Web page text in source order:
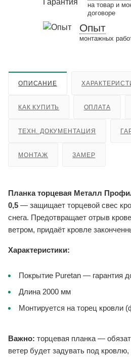
на товар и
договоре
Опыт
монтажных
ОПИСАНИЕ
КАК КУПИТЬ ОПЛАТА
ТЕХН. ДОКУМЕНТАЦИЯ
МОНТАЖ ЗАМЕР
Планка торцевая Металл
0,5 — защищает торцевой свес
снега. Предотвращает отрыв
ветром, придаёт кровле
Характеристики:
Покрытие Puretan — гарантия
Длина 2000 мм
Монтируется на торец кровли
Важно: торцевая планка —
ветер будет задувать под